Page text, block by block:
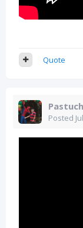
Quote
Posted